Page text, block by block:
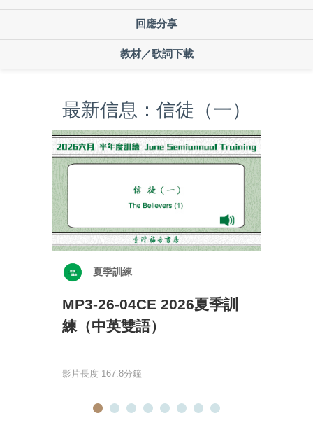
回應分享
教材／歌詞下載
最新信息：信徒（一）
夏季訓練
MP3-26-04CE 2026夏季訓
練（中英雙語）
影片長度 167.8分鐘